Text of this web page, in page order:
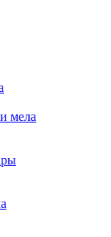
мела